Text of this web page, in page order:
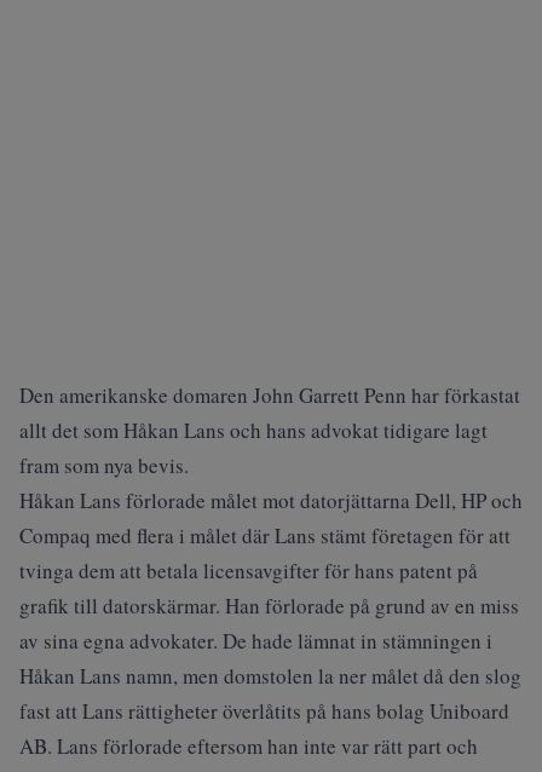
Den amerikanske domaren John Garrett Penn har förkastat
allt det som Håkan Lans och hans advokat tidigare lagt
fram som nya bevis.
Håkan Lans förlorade målet mot datorjättarna Dell, HP och
Compaq med flera i målet där Lans stämt företagen för att
tvinga dem att betala licensavgifter för hans patent på
grafik till datorskärmar. Han förlorade på grund av en miss
av sina egna advokater. De hade lämnat in stämningen i
Håkan Lans namn, men domstolen la ner målet då den slog
fast att Lans rättigheter överlåtits på hans bolag Uniboard
AB. Lans förlorade eftersom han inte var rätt part och